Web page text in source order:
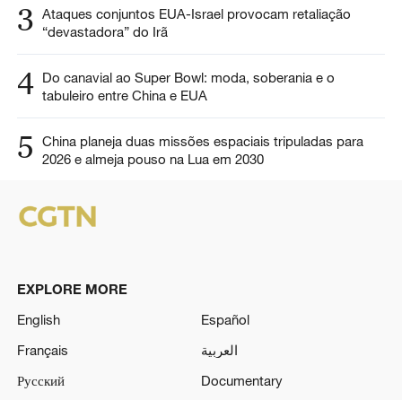
3 Ataques conjuntos EUA-Israel provocam retaliação
“devastadora” do Irã
4 Do canavial ao Super Bowl: moda, soberania e o
tabuleiro entre China e EUA
5
China planeja duas missões espaciais tripuladas para
2026 e almeja pouso na Lua em 2030
EXPLORE MORE
English
Español
Français
العربية
Русский
Documentary